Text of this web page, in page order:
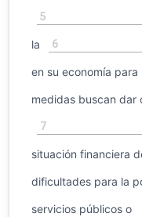
5
la 6
en su economía
medidas buscan dar
7
situación financiera
dificultades para la
servicios públicos o